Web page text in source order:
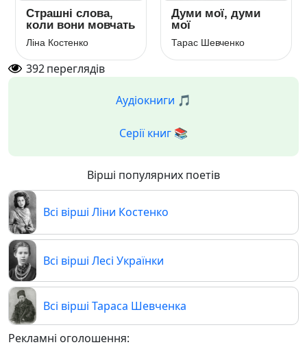
Страшні слова,
коли вони мовчать
Ліна Костенко
Думи мої, думи
мої
Тарас Шевченко
392переглядів
Аудіокниги 🎵
Серії книг 📚
Вірші популярних поетів
Всі вірші Ліни Костенко
Всі вірші Лесі Українки
Всі вірші Тараса Шевченка
Рекламні оголошення: